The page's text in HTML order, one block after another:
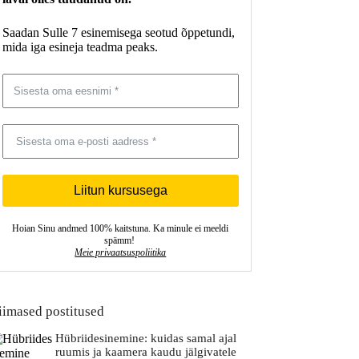
Saadan Sulle 7 esinemisega seotud õppetundi,
mida iga esineja teadma peaks.
Liitun kursusega
Hoian Sinu andmed 100% kaitstuna. Ka minule ei meeldi
spämm!
Meie privaatsuspoliitika
postitused
Hübriidesinemine: kuidas samal ajal
ruumis ja kaamera kaudu jälgivatele